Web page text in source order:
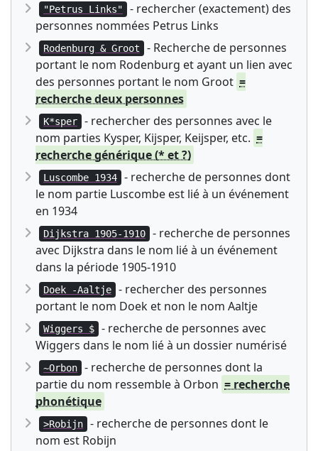
"Petrus Links"
- rechercher (exactement) des
personnes nommées Petrus Links
Rodenburg & Groot
- Recherche de personnes
portant le nom Rodenburg et ayant un lien avec
des personnes portant le nom Groot =
recherche deux personnes
K*sper
- rechercher des personnes avec le
nom parties Kysper, Kijsper, Keijsper, etc. =
recherche générique (* et ?)
Luscombe 1934
- recherche de personnes dont
le nom partie Luscombe est lié à un événement
en 1934
Dijkstra 1905-1910
- recherche de personnes
avec Dijkstra dans le nom lié à un événement
dans la période 1905-1910
Doek -Aaltje
- rechercher des personnes
portant le nom Doek et non le nom Aaltje
Wiggers $
- recherche de personnes avec
Wiggers dans le nom lié à un dossier numérisé
~Orbon
- recherche de personnes dont la
partie du nom ressemble à Orbon = recherche
phonétique
>Robijn
- recherche de personnes dont le
nom est Robijn